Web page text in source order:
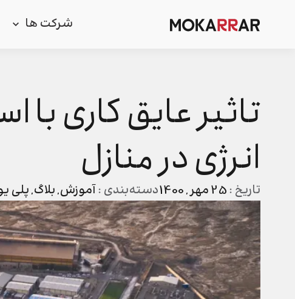
شرکت ها
تاثیر عایق کاری
انرژی در منازل
تاریخ :25 مهر , 1400 دسته‌بندی :آموزش,بلاگ,پلی